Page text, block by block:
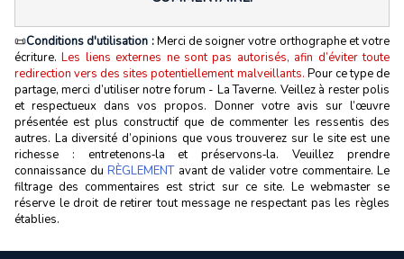
📜Conditions d'utilisation :Merci de soigner votre orthographe et votre
écriture.Les liens externes ne sont pas autorisés, afin d’éviter toute
redirection vers des sites potentiellement malveillants. Pour ce type de
partage, merci d’utiliser notre forum - La Taverne. Veillez à rester polis
et respectueux dans vos propos. Donner votre avis sur l’œuvre
présentée est plus constructif que de commenter les ressentis des
autres. La diversité d’opinions que vous trouverez sur le site est une
richesse : entretenons‑la et préservons‑la. Veuillez prendre
connaissance du RÈGLEMENTavant de valider votre commentaire. Le
filtrage des commentaires est strict sur ce site. Le webmaster se
réserve le droit de retirer tout message ne respectant pas les règles
établies.